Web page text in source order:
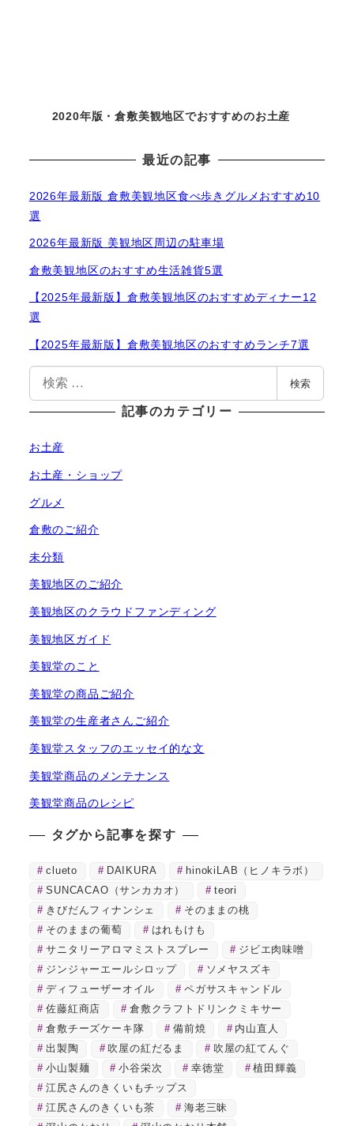
2020年版・倉敷美観地区でおすすめのお土産
最近の記事
2026年最新版 倉敷美観地区食べ歩きグルメおすすめ10
選
2026年最新版 美観地区周辺の駐車場
倉敷美観地区のおすすめ生活雑貨5選
【2025年最新版】倉敷美観地区のおすすめディナー12
選
【2025年最新版】倉敷美観地区のおすすめランチ7選
索
検索
記事のカテゴリー
お土産
お土産・ショップ
グルメ
倉敷のご紹介
未分類
美観地区のご紹介
美観地区のクラウドファンディング
美観地区ガイド
美観堂のこと
美観堂の商品ご紹介
美観堂の生産者さんご紹介
美観堂スタッフのエッセイ的な文
美観堂商品のメンテナンス
美観堂商品のレシピ
タグから記事を探す
clueto DAIKURA
hinokiLAB（ヒノキラボ）
SUNCACAO（サンカカオ）
teori
きびだんフィナンシェ
そのままの桃
そのままの葡萄
はれもけも
サニタリーアロマミストスプレー
ジビエ肉味噌
ジンジャーエールシロップ
ソメヤスズキ
ディフューザーオイル
ペガサスキャンドル
佐藤紅商店
倉敷クラフトドリンクミキサー
倉敷チーズケーキ隊
備前焼
内山直人
出製陶
吹屋の紅だるま
吹屋の紅てんぐ
小山製麺
小谷栄次 幸徳堂
植田輝義
江尻さんのきくいもチップス
江尻さんのきくいも茶
海老三昧